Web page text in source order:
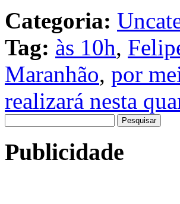
Categoria:
Tag: às 10h,
Maranhão, por
realizará nesta
por:
Publicidade